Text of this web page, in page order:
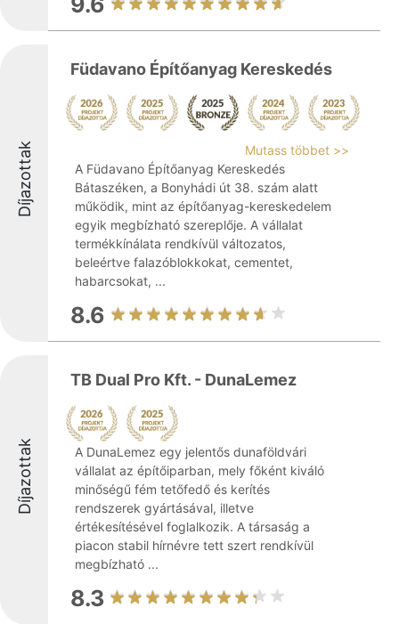
Díjazottak
Füdavano Építőanyag Kereskedés
Mutass többet >>
A Füdavano Építőanyag Kereskedés
Bátaszéken, a Bonyhádi út 38. szám alatt
működik, mint az építőanyag-kereskedelem
egyik megbízható szereplője. A vállalat
termékkínálata rendkívül változatos,
beleértve falazóblokkokat, cementet,
habarcsokat, ...
8.6
Díjazottak
TB Dual Pro Kft. - DunaLemez
A DunaLemez egy jelentős dunaföldvári
vállalat az építőiparban, mely főként kiváló
minőségű fém tetőfedő és kerítés
rendszerek gyártásával, illetve
értékesítésével foglalkozik. A társaság a
piacon stabil hírnévre tett szert rendkívül
megbízható ...
8.3